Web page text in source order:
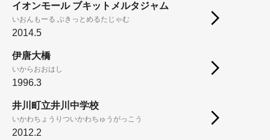
イオンモール ブキットメルタジャム
いおんもーる ぶきっとめるたじゃむ
2014.5
伊唐大橋
いからおおはし
1996.3
井川町立井川中学校
いかわちょうりついかわちゅうがっこう
2012.2